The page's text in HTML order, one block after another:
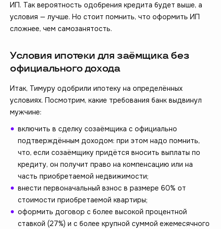
ИП. Так вероятность одобрения кредита будет выше, а
условия — лучше. Но стоит помнить, что оформить ИП
сложнее, чем самозанятость.
Условия ипотеки для заёмщика без
официального дохода
Итак, Тимуру одобрили ипотеку на определённых
условиях. Посмотрим, какие требования банк выдвинул
мужчине:
включить в сделку созаёмщика с официально
подтверждённым доходом: при этом надо помнить,
что, если созаёмщику придётся вносить выплаты по
кредиту, он получит право на компенсацию или на
часть приобретаемой недвижимости;
внести первоначальный взнос в размере 60% от
стоимости приобретаемой квартиры;
оформить договор с более высокой процентной
ставкой (27%) и с более крупной суммой ежемесячного